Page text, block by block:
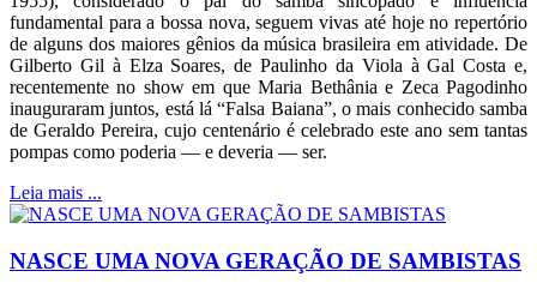
fundamental para a bossa nova, seguem vivas até hoje no repertório
de alguns dos maiores gênios da música brasileira em atividade. De
Gilberto Gil à Elza Soares, de Paulinho da Viola à Gal Costa e,
recentemente no show em que Maria Bethânia e Zeca Pagodinho
inauguraram juntos, está lá “Falsa Baiana”, o mais conhecido samba
de Geraldo Pereira, cujo centenário é celebrado este ano sem tantas
pompas como poderia — e deveria — ser.
Leia mais ...
NASCE UMA NOVA GERAÇÃO DE SAMBISTAS